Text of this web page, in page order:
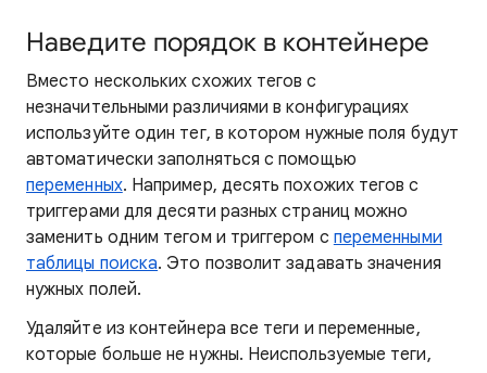
Наведите порядок в контейнере
Вместо нескольких схожих тегов с
незначительными различиями в конфигурациях
используйте один тег, в котором нужные поля будут
автоматически заполняться с помощью
переменных. Например, десять похожих тегов с
триггерами для десяти разных страниц можно
заменить одним тегом и триггером с переменными
таблицы поиска. Это позволит задавать значения
нужных полей.
Удаляйте из контейнера все теги и переменные,
которые больше не нужны. Неиспользуемые теги,